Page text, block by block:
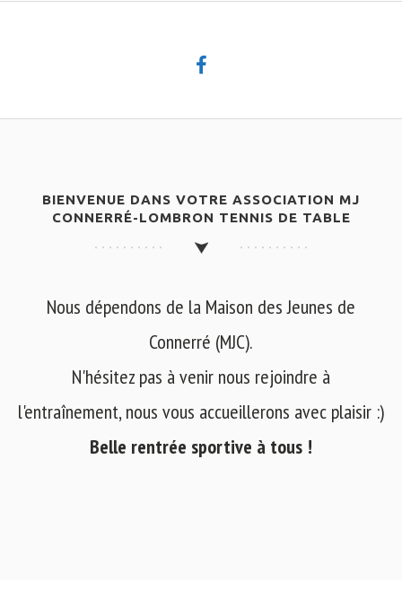
BIENVENUE DANS VOTRE ASSOCIATION MJ
CONNERRÉ-LOMBRON TENNIS DE TABLE
Nous dépendons de la Maison des Jeunes de
Connerré (MJC).
N'hésitez pas à venir nous rejoindre à
l'entraînement, nous vous accueillerons avec plaisir :)
Belle rentrée sportive à tous !